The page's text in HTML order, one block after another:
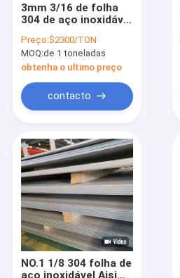
3mm 3/16 de folha
304 de aço inoxidável
abastecimento de
água
Preço:$2300/TON
MOQ:de 1 toneladas
obtenha o ultimo preço
contacto
NO.1 1/8 304 folha de
aço inoxidável Aisi